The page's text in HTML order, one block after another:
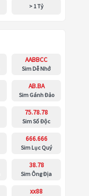
> 1 Tỷ
AABBCC
Sim Dễ Nhớ
AB.BA
Sim Gánh Đảo
75.78.78
Sim Số Độc
666.666
Sim Lục Quý
38.78
Sim Ông Địa
xx88